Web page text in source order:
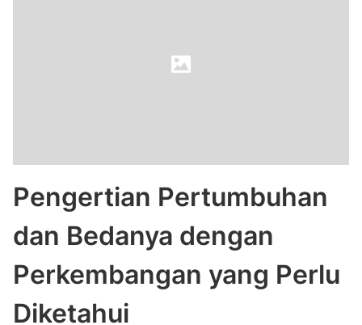
Pengertian Pertumbuhan
dan Bedanya dengan
Perkembangan yang Perlu
Diketahui